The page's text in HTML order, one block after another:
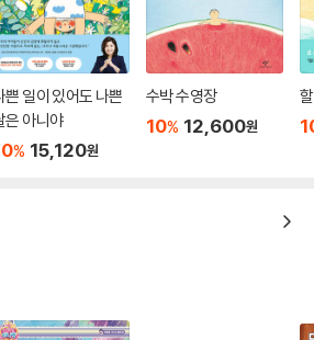
쁜 일이 있어도 나쁜
은 아니야
% 15,120원
수박 수영장
10% 12,600원